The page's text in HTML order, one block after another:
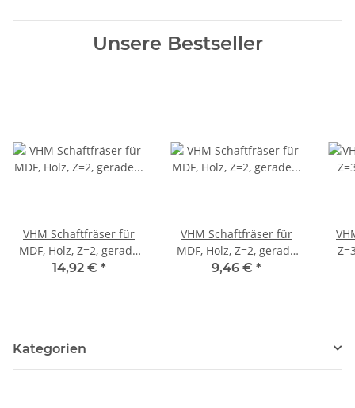
Unsere Bestseller
VHM Schaftfräser für
MDF, Holz, Z=2, gerade
genutet Ø 6 x 25 x 50
14,92 € *
VHM Schaftfräser für
MDF, Holz, Z=2, gerade
genutet Ø 4 x 25 x 50
9,46 € *
Kategorien